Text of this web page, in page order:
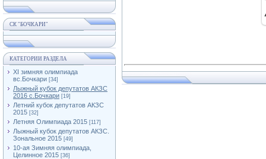
СК "БОЧКАРИ"
КАТЕГОРИИ РАЗДЕЛА
XI зимняя олимпиада
вс.Бочкари [34]
Лыжный кубок депутатов АКЗС
2016 с.Бочкари [19]
Летний кубок депутатов АКЗС
2015 [32]
Летняя Олимпиада 2015 [117]
Лыжный кубок депутатов АКЗС.
Зональное 2015 [49]
10-ая Зимняя олимпиада,
Целинное 2015 [36]